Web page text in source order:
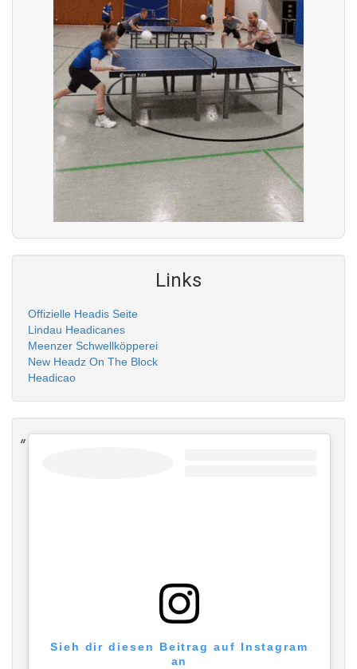
Links
Offizielle Headis Seite
Lindau Headicanes
Meenzer Schwellköpperei
New Headz On The Block
Headicao
Sieh dir diesen Beitrag auf Instagram
an